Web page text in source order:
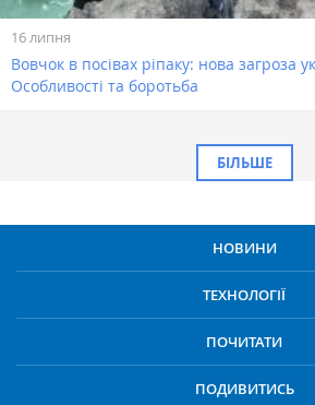
16 липня
Вовчок в посівах ріпаку: нова загроза
Особливості та боротьба
БІЛЬШЕ
НОВИНИ
ТЕХНОЛОГІЇ
ПОЧИТАТИ
ПОДИВИТИСЬ